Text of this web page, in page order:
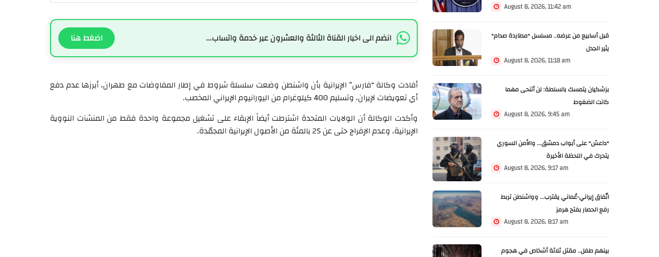
انضم الى اخبار القناة الثالثة والعشرون عبر خدمة واتساب... اضغط هنا
أفادت وكالة “فارس” الإيرانية بأن واشنطن وضعت سلسلة شروط في إطار المفاوضات مع طهران، أبرزها عدم دفع
أي تعويضات لإيران، وتسليم 400 كيلوغرام من اليورانيوم الإيراني المخصب.
وأكدت الوكالة أن الولايات المتحدة اشترطت أيضاً الإبقاء على تشغيل مجموعة واحدة فقط من المنشآت النووية
الإيرانية، وعدم الإفراج حتى عن 25 بالمئة من الأصول الإيرانية المجمّدة.
August 8, 2026, 11:42 am
قبل أسابيع من عرضه.. مسلسل "مطاردة صدام"
يثير الجدل
August 8, 2026, 11:18 am
بزشكيان يتمسك بالسلطة: لن أتنحى مهما
كانت الضغوط
August 8, 2026, 9:45 am
"داعش" على أبواب دمشق... والأمن السوري
يتحرك في اللحظة الأخيرة
August 8, 2026, 9:17 am
اتّفاق إيراني-عُماني يقترب... وواشنطن تربط
رفع الحصار بفتح هرمز
August 8, 2026, 8:17 am
بينهم طفل.. مقتل ثلاثة أشخاص في هجوم